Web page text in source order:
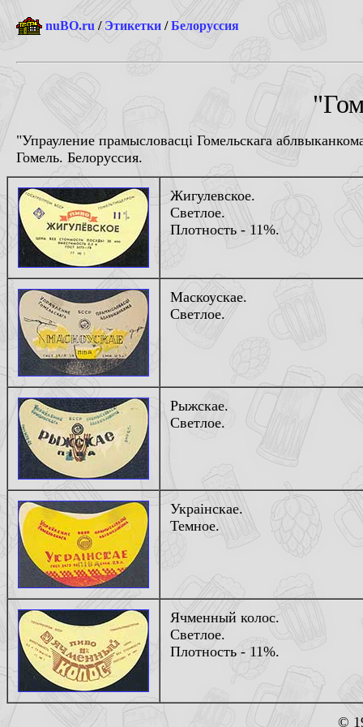
nuBO.ru /Этикетки /Белоруссия
"Упрауление прамысловасцi Гомельскага
Гомель. Белоруссия.
Жигулевское.
Светлое.
Плотность - 11%.
Маскоускае.
Светлое.
Рыжскае.
Светлое.
Украiнскае.
Темное.
Ячменный колос.
Светлое.
Плотность - 11%.
©